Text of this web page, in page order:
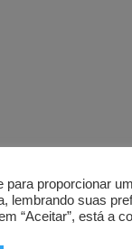
para proporcionar
lembrando suas
“Aceitar”, está a